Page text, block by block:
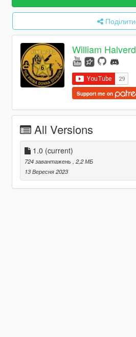
William Halverd
Support me on
All Versions
1.0 (current)
724 завантажень
, 2,2 МБ
13 Вересня 2023